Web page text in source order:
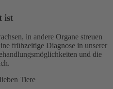
ist
in andere Organe streuen
frühzeitige Diagnose in unserer
und die